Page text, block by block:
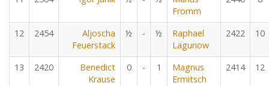
Fromm
12 2454
Aljoscha
Feuerstack
½ - ½
Raphael
Lagunow
2422 10
13 2420
Benedict
Krause
0 - 1
Magnus
Ermitsch
2414 12